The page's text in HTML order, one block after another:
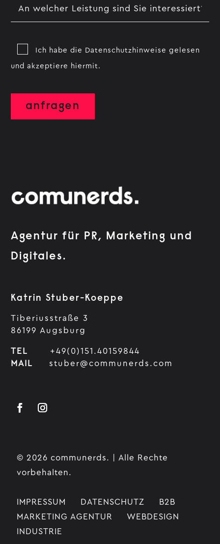
Ich habe die Datenschutzhinweise gelesen
und akzeptiere hiermit.
Agentur für PR, Marketing und
Digitales.
Katrin Stuber-Koeppe
Tiberiusstraße 3
86199 Augsburg
TEL
+49(0)151.40159844
MAIL
stuber@communerds.com
© 2026 communerds. | Alle Rechte
vorbehalten.
IMPRESSUM DATENSCHUTZ
B2B
MARKETING AGENTUR
WEBDESIGN
INDUSTRIE